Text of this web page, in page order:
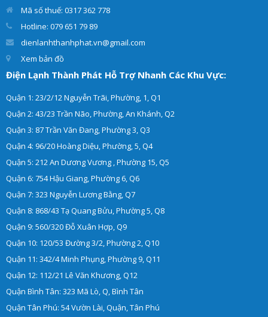
Mã số thuế: 0317 362 778
Hotline: 079 651 79 89
dienlanhthanhphat.vn@gmail.com
Xem bản đồ
Điện Lạnh Thành Phát Hỗ Trợ Nhanh Các Khu Vực:
Quận 1: 23/2/12 Nguyễn Trãi, Phường, 1, Q1
Quận 2: 43/23 Trần Não, Phường, An Khánh, Q2
Quận 3: 87 Trần Văn Đang, Phường 3, Q3
Quận 4: 96/20 Hoàng Diệu, Phường, 5, Q4
Quận 5: 212 An Dương Vương , Phường 15, Q5
Quận 6: 754 Hậu Giang, Phường 6, Q6
Quận 7: 323 Nguyễn Lương Bằng, Q7
Quận 8: 868/43 Tạ Quang Bửu, Phường 5, Q8
Quận 9: 560/320 Đỗ Xuân Hợp, Q9
Quận 10: 120/53 Đường 3/2, Phường 2, Q10
Quận 11: 342/4 Minh Phụng, Phường 9, Q11
Quận 12: 112/21 Lê Văn Khương, Q12
Quận Bình Tân: 323 Mã Lò, Q, Bình Tân
Quận Tân Phú: 54 Vườn Lài, Quận, Tân Phú